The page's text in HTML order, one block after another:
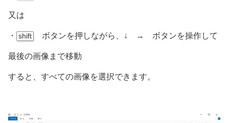
又は
・ shift ボタンを押しながら、↓ → ボタンを操作して
最後の画像まで移動
すると、すべての画像を選択できます。